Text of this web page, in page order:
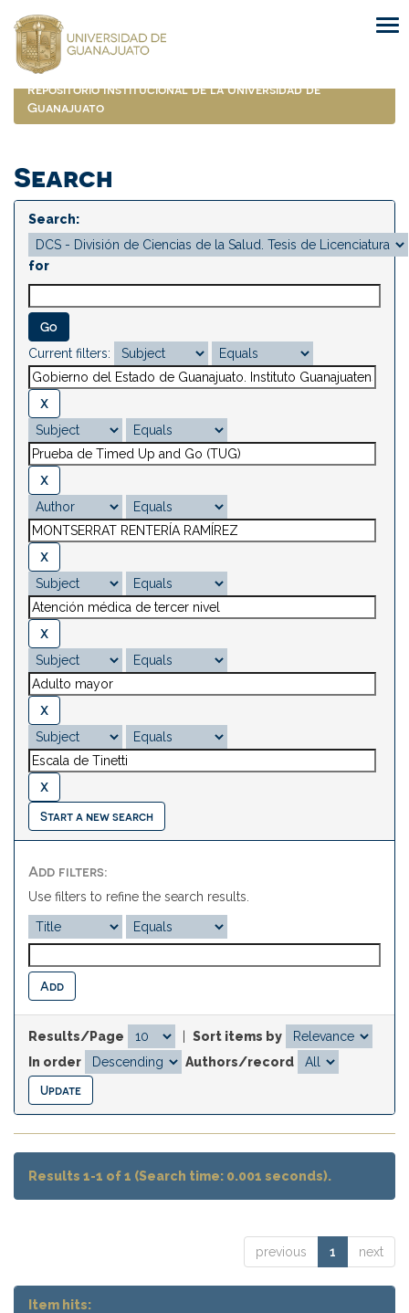
navigation
Repositorio Institucional de la Universidad de
Guanajuato
Search
Search:
for
Current filters:
Start a new search
Add filters:
Use filters to refine the search results.
Results/Page
Sort items by
In order
Authors/record
Results 1-1 of 1 (Search time: 0.001 seconds).
previous 1 next
Item hits: